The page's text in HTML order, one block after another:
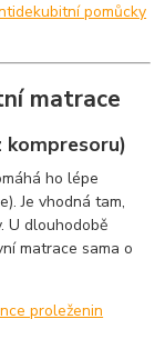
pomůcky
matrace
kompresoru)
ho lépe
Je vhodná tam,
U dlouhodobě
matrace sama o
proleženin